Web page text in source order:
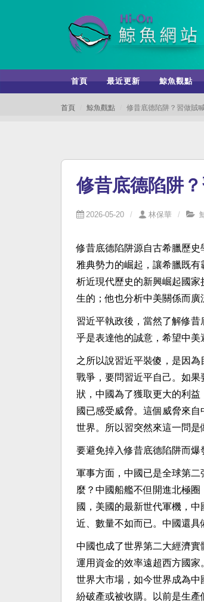
首頁 最近更新 鯨魚觀點
首頁 鯨魚觀點 修昔底德陷阱？習做賊
修昔底德陷阱
2026-05-20 林保華
修昔底德陷阱源自古希臘歷
雅典勢力的崛起，讓希臘既
析近現代歷史的新興崛起國
生的；他也分析中美關係而廣
習近平執政後，當然了解修
乎是表達他的誠意，希望中美
之所以說習近平裝傻，是因
戰爭，要問習近平自己。如
狀，中國為了獲取更大的利
國已感受威脅。這個威脅來
世界。所以習突然來這一問是
要避免掉入修昔底德陷阱而爆
軍事方面，中國已是全球第
麼？中國船艦不但開進北極
國，美國的最新世代軍機，
近、數量不如而已。中國還具
中國也成了世界第二大經濟
運用資金的效率遠超西方國
世界大市場，如今世界成為
紛破產或被收購。以前是生